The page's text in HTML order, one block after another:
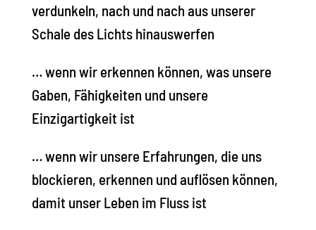
verdunkeln, nach und nach aus unserer
Schale des Lichts hinauswerfen
… wenn wir erkennen können, was unsere
Gaben, Fähigkeiten und unsere
Einzigartigkeit ist
… wenn wir unsere Erfahrungen, die uns
blockieren, erkennen und auflösen können,
damit unser Leben im Fluss ist